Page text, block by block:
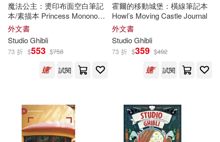
魔法公主：燙印布面空白筆記
本/素描本 Princess Mononoke
Sketchbook
外文書
StudioGhibli
73 折 $553 $758
試閱
霍爾的移動城堡：橫線筆記本
Howl’s Moving Castle Journal
外文書
StudioGhibli
73 折 $359 $492
試閱